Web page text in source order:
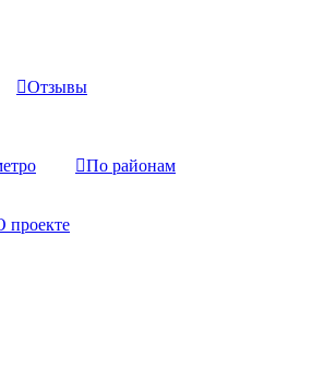
Отзывы
По районам
проекте